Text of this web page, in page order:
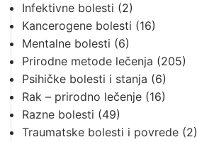
Infektivne bolesti (2)
Kancerogene bolesti (16)
Mentalne bolesti (6)
Prirodne metode lečenja (205)
Psihičke bolesti i stanja (6)
Rak – prirodno lečenje (16)
Razne bolesti (49)
Traumatske bolesti i povrede (2)